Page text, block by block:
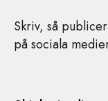
Skriv, så
på sociala